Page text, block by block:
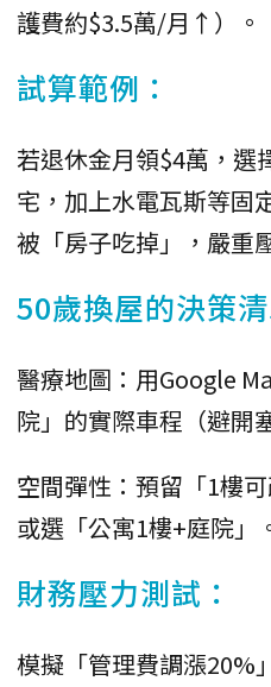
護費約$3.5萬/月↑）。
試算範例：
若退休金月領$4萬，選
宅，加上水電瓦斯等固
被「房子吃掉」，嚴重
50歲換屋的決策
醫療地圖：用Google
院」的實際車程（避開
空間彈性：預留「1樓
或選「公寓1樓+庭院」
財務壓力測試：
模擬「管理費調漲20%